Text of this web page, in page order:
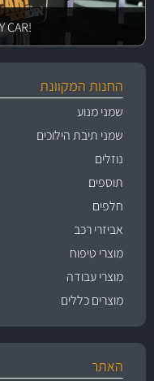
!DON'T TOUCH MY CAR
החנות המקוונת
שמני מנוע
שמני תיבת הילוכים
נוזלים
תוספים
חלפים
אביזרי רכב
מוצרי טיפוח
מוצרי עבודה
מוצרים כללים
האתר